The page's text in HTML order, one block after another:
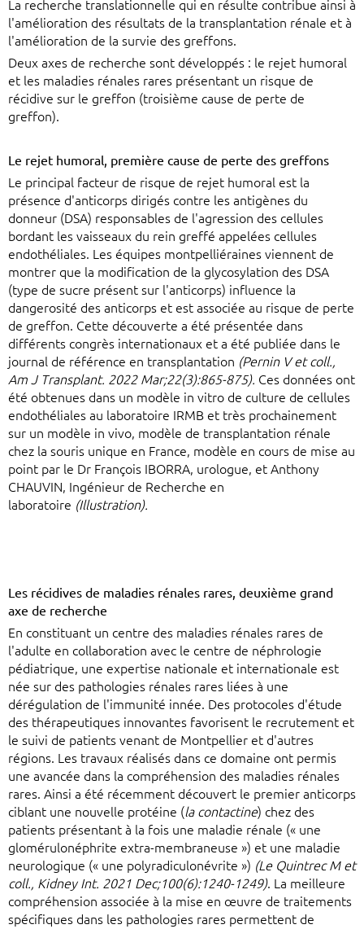
La recherche translationnelle qui en résulte contribue ainsi à
l'amélioration des résultats de la transplantation rénale et à
l'amélioration de la survie des greffons.
Deux axes de recherche sont développés : le rejet humoral
et les maladies rénales rares présentant un risque de
récidive sur le greffon (troisième cause de perte de
greffon).
Le rejet humoral, première cause de perte des greffons
Le principal facteur de risque de rejet humoral est la
présence d'anticorps dirigés contre les antigènes du
donneur (DSA) responsables de l'agression des cellules
bordant les vaisseaux du rein greffé appelées cellules
endothéliales. Les équipes montpelliéraines viennent de
montrer que la modification de la glycosylation des DSA
(type de sucre présent sur l'anticorps) influence la
dangerosité des anticorps et est associée au risque de perte
de greffon. Cette découverte a été présentée dans
différents congrès internationaux et a été publiée dans le
journal de référence en transplantation (Pernin V et coll.,
Am J Transplant. 2022 Mar;22(3):865-875). Ces données ont
été obtenues dans un modèle in vitro de culture de cellules
endothéliales au laboratoire IRMB et très prochainement
sur un modèle in vivo, modèle de transplantation rénale
chez la souris unique en France, modèle en cours de mise au
point par le Dr François IBORRA, urologue, et Anthony
CHAUVIN, Ingénieur de Recherche en
laboratoire (Illustration).
Les récidives de maladies rénales rares, deuxième grand
axe de recherche
En constituant un centre des maladies rénales rares de
l'adulte en collaboration avec le centre de néphrologie
pédiatrique, une expertise nationale et internationale est
née sur des pathologies rénales rares liées à une
dérégulation de l'immunité innée. Des protocoles d'étude
des thérapeutiques innovantes favorisent le recrutement et
le suivi de patients venant de Montpellier et d'autres
régions. Les travaux réalisés dans ce domaine ont permis
une avancée dans la compréhension des maladies rénales
rares. Ainsi a été récemment découvert le premier anticorps
ciblant une nouvelle protéine (la contactine) chez des
patients présentant à la fois une maladie rénale (« une
glomérulonéphrite extra-membraneuse ») et une maladie
neurologique (« une polyradiculonévrite ») (Le Quintrec M et
coll., Kidney Int. 2021 Dec;100(6):1240-1249). La meilleure
compréhension associée à la mise en œuvre de traitements
spécifiques dans les pathologies rares permettent de